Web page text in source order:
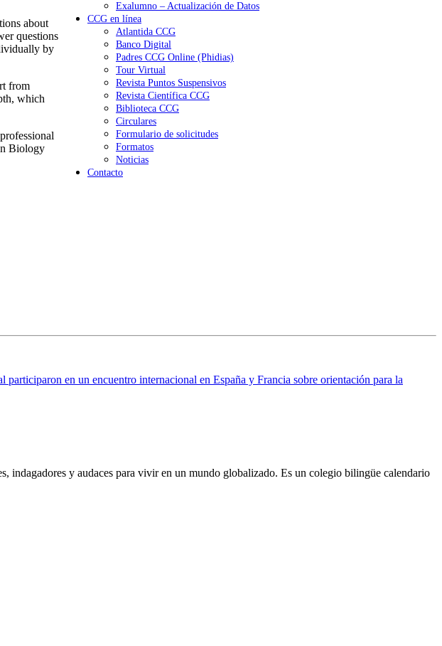
Exalumno – Actualización de Datos
CCG en línea
Atlantida CCG
Banco Digital
Padres CCG Online (Phidias)
Tour Virtual
Revista Puntos Suspensivos
Revista Científica CCG
Biblioteca CCG
Circulares
Formulario de solicitudes
Formatos
Noticias
Contacto
about
questions
by
from
which
Biology
en un encuentro internacional en España y Francia sobre orientación para la
indagadores y audaces para vivir en un mundo globalizado. Es un colegio bilingüe calendario